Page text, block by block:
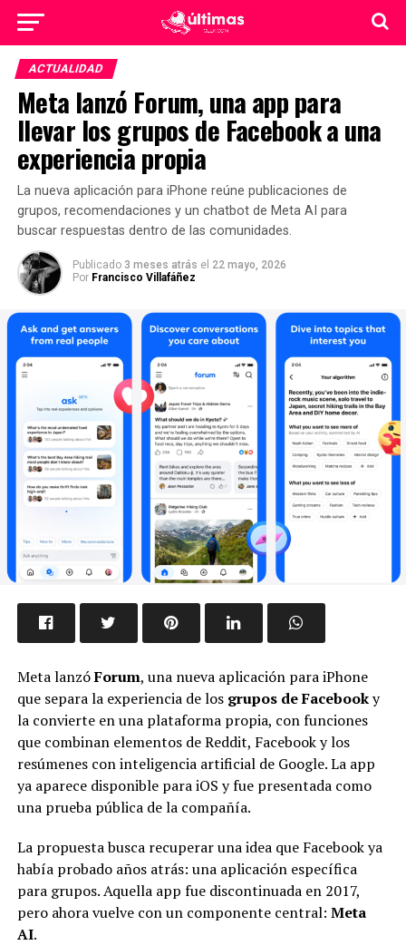
ACTUALIDAD
Meta lanzó Forum, una app para
llevar los grupos de Facebook a una
experiencia propia
La nueva aplicación para iPhone reúne publicaciones de
grupos, recomendaciones y un chatbot de Meta AI para
buscar respuestas dentro de las comunidades.
Publicado 3 meses atrás el 22 mayo, 2026
Por Francisco Villafáñez
Meta lanzóForum, una nueva aplicación para iPhone
que separa la experiencia de los grupos de Facebooky
la convierte en una plataforma propia, con funciones
que combinan elementos de Reddit, Facebook y los
resúmenes con inteligencia artificial de Google. La app
ya aparece disponible para iOS y fue presentada como
una prueba pública de la compañía.
La propuesta busca recuperar una idea que Facebook ya
había probado años atrás: una aplicación específica
para grupos. Aquella app fue discontinuada en 2017,
pero ahora vuelve con un componente central: Meta
AI.